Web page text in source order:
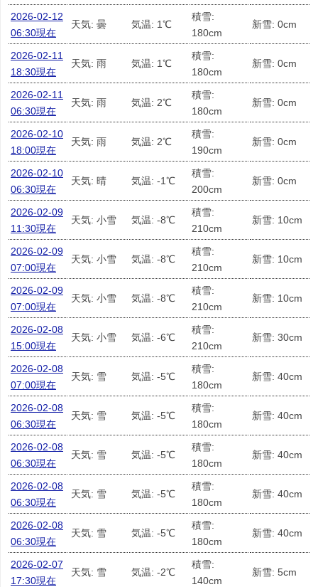
2026-02-12
06:30現在
天気: 曇 気温: 1℃
積雪:
180cm
新雪: 0cm
2026-02-11
18:30現在
天気: 雨 気温: 1℃
積雪:
180cm
新雪: 0cm
2026-02-11
06:30現在
天気: 雨 気温: 2℃
積雪:
180cm
新雪: 0cm
2026-02-10
18:00現在
天気: 雨 気温: 2℃
積雪:
190cm
新雪: 0cm
2026-02-10
06:30現在
天気: 晴 気温: -1℃
積雪:
200cm
新雪: 0cm
2026-02-09
11:30現在
天気: 小雪 気温: -8℃
積雪:
210cm
新雪: 10cm
2026-02-09
07:00現在
天気: 小雪 気温: -8℃
積雪:
210cm
新雪: 10cm
2026-02-09
07:00現在
天気: 小雪 気温: -8℃
積雪:
210cm
新雪: 10cm
2026-02-08
15:00現在
天気: 小雪 気温: -6℃
積雪:
210cm
新雪: 30cm
2026-02-08
07:00現在
天気: 雪 気温: -5℃
積雪:
180cm
新雪: 40cm
2026-02-08
06:30現在
天気: 雪 気温: -5℃
積雪:
180cm
新雪: 40cm
2026-02-08
06:30現在
天気: 雪 気温: -5℃
積雪:
180cm
新雪: 40cm
2026-02-08
06:30現在
天気: 雪 気温: -5℃
積雪:
180cm
新雪: 40cm
2026-02-08
06:30現在
天気: 雪 気温: -5℃
積雪:
180cm
新雪: 40cm
2026-02-07
17:30現在
天気: 雪 気温: -2℃
積雪:
140cm
新雪: 5cm